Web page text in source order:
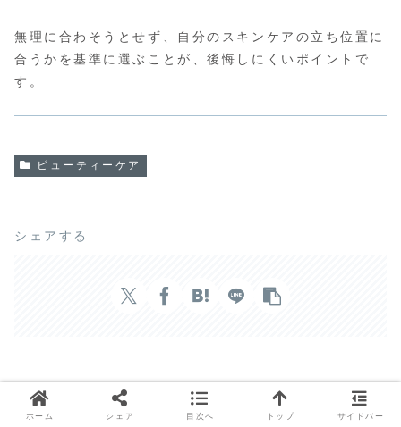
無理に合わそうとせず、自分のスキンケアの立ち位置に
合うかを基準に選ぶことが、後悔しにくいポイントで
す。
ビューティーケア
シェアする
Black Dogsをフォローする
ホーム シェア 目次へ トップ サイドバー